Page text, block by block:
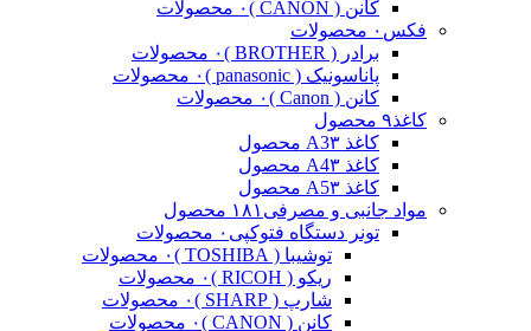
کانن ( CANON )
۰ محصولات
فکس ۰ محصولات
برادر ( BROTHER )
۰ محصولات
پاناسونیک ( panasonic )
۰ محصولات
کانن ( Canon )
۰ محصولات
کاغذ۹ محصول
کاغذ A3 ۳ محصول
کاغذ A4 ۳ محصول
کاغذ A5 ۳ محصول
مواد جانبی و مصرفی ۱۸۱ محصول
تونر دستگاه فتوکپی ۰ محصولات
توشیبا ( TOSHIBA )
۰ محصولات
ریکو ( RICOH )
۰ محصولات
شارپ ( SHARP )
۰ محصولات
کانن ( CANON )
۰ محصولات